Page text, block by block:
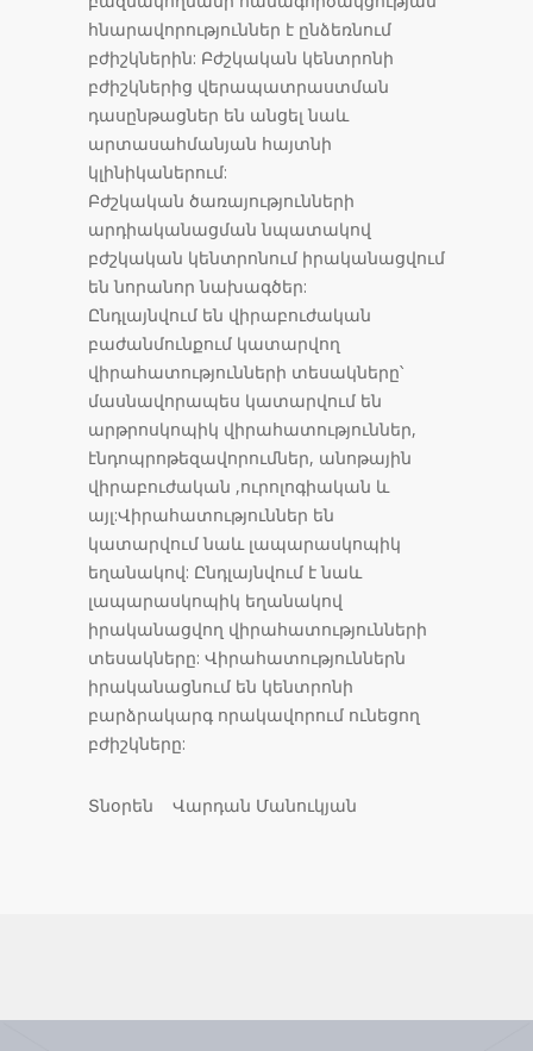
հնարավորություններ է ընձեռնում
բժիշկներին: Բժշկական կենտրոնի
բժիշկներից վերապատրաստման
դասընթացներ են անցել նաև
արտասահմանյան հայտնի
կլինիկաներում:
Բժշկական ծառայությունների
արդիականացման նպատակով
բժշկական կենտրոնում իրականացվում
են նորանոր նախագծեր:
Ընդլայնվում են վիրաբուժական
բաժանմունքում կատարվող
վիրահատությունների տեսակները՝
մասնավորապես կատարվում են
արթրոսկոպիկ վիրահատություններ,
էնդոպրոթեզավորումներ, անոթային
վիրաբուժական ,ուրոլոգիական և
այլ:Վիրահատություններ են
կատարվում նաև լապարասկոպիկ
եղանակով: Ընդլայնվում է նաև
լապարասկոպիկ եղանակով
իրականացվող վիրահատությունների
տեսակները: Վիրահատություններն
իրականացնում են կենտրոնի
բարձրակարգ որակավորում ունեցող
բժիշկները:
Տնօրեն Վարդան Մանուկյան